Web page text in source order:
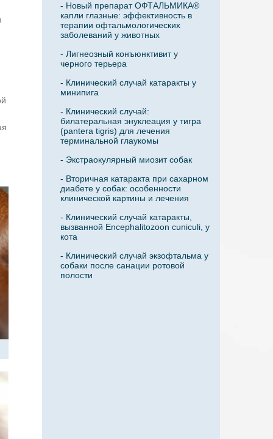
- Новый препарат ОФТАЛЬМИКА®
капли глазные: эффективность в
терапии офтальмологических
заболеваний у животных
- Лигнеозный конъюнктивит у
черного терьера
- Клинический случай катаракты у
минипига
- Клинический случай:
билатеральная энуклеация у тигра
(pantera tigris) для лечения
терминальной глаукомы
- Экстраокулярный миозит собак
- Вторичная катаракта при сахарном
диабете у собак: особенности
клинической картины и лечения
- Клинический случай катаракты,
вызванной Encephalitozoon cuniculi, у
кота
- Клинический случай экзофтальма у
собаки после санации ротовой
полости